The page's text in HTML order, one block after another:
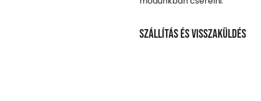
Szállítás és visszaküldés